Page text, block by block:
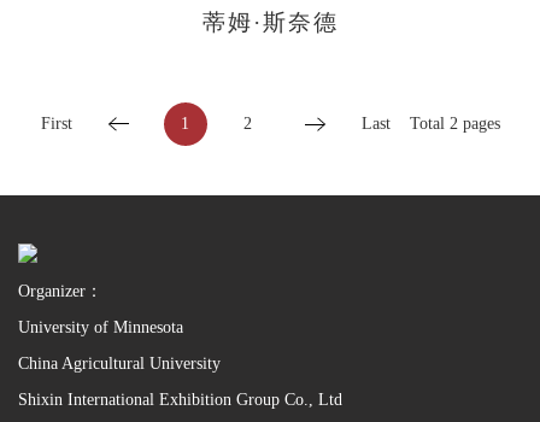
蒂姆·斯奈德
First 1 2 Last Total 2 pages
Organizer：
University of Minnesota
China Agricultural University
Shixin International Exhibition Group Co., Ltd